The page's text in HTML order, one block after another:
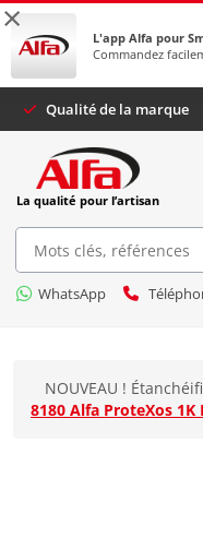
×
L'app Alfa pour
Commandez
Qualité de la
La qualité pour l’artisan
WhatsApp
NOUVEAU !
8180 Alfa ProteXos